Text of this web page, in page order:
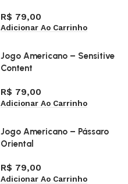
R$ 79,00
Adicionar Ao Carrinho
Jogo Americano – Sensitive
Content
R$ 79,00
Adicionar Ao Carrinho
Jogo Americano – Pássaro
Oriental
R$ 79,00
Adicionar Ao Carrinho